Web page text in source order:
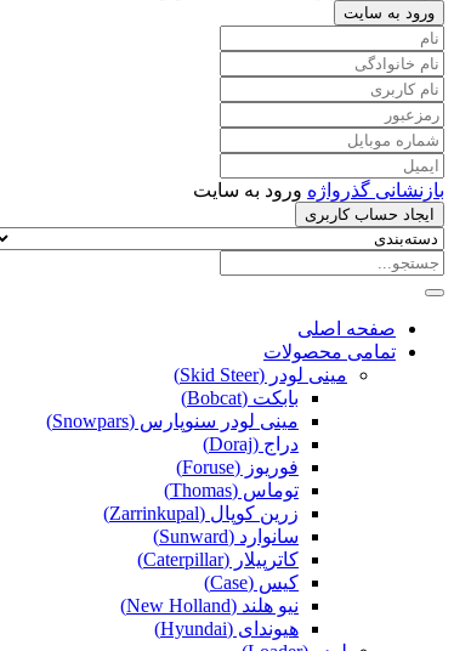
ورود به سایت
بازنشانی گذرواژه ورود به سایت
ایجاد حساب کاربری
صفحه اصلی
تمامی محصولات
مینی لودر (Skid Steer)
بابکت (Bobcat)
مینی لودر سنوپارس (Snowpars)
دراج (Doraj)
فوریوز (Foruse)
توماس (Thomas)
زرین کوپال (Zarrinkupal)
سانوارد (Sunward)
کاترپیلار (Caterpillar)
کیس (Case)
نیو هلند (New Holland)
هیوندای (Hyundai)